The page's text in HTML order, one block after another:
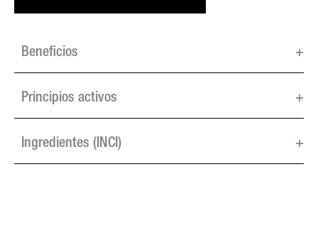
Beneficios +
Principios activos +
Ingredientes (INCI) +